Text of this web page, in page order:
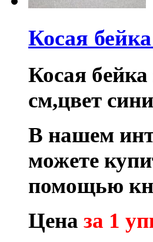
Косая
Косая
см,цвет
В нашем
можете
помощью
Цена за 1